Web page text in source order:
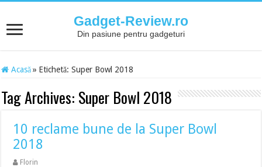
Gadget-Review.ro
Din pasiune pentru gadgeturi
Acasă » Etichetă:Super Bowl 2018
Tag Archives: Super Bowl 2018
10 reclame bune de la Super Bowl
2018
Florin